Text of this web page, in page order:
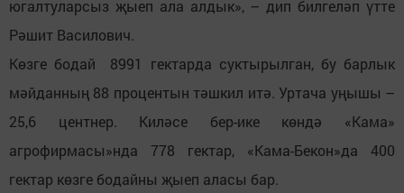
югалтуларсыз җыеп ала алдык», – дип билгеләп үтте
Рәшит Василович.
Көзге бодай 8991 гектарда суктырылган, бу барлык
мәйданның 88 процентын тәшкил итә. Уртача уңышы –
25,6 центнер. Киләсе бер-ике көндә «Кама»
агрофирмасы»нда 778 гектар, «Кама-Бекон»да 400
гектар көзге бодайны җыеп аласы бар.